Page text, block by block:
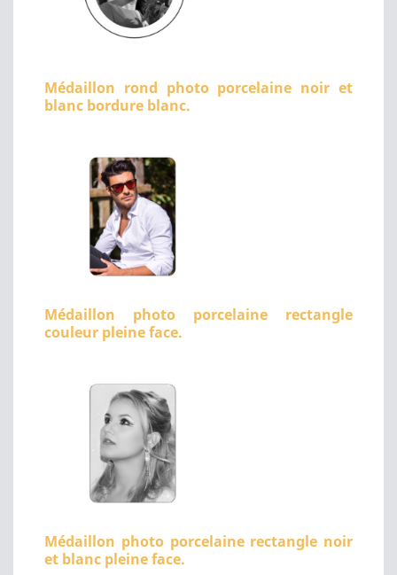
Médaillon rond photo porcelaine noir et
blanc bordure blanc.
Médaillon photo porcelaine rectangle
couleur pleine face.
Médaillon photo porcelaine rectangle noir
et blanc pleine face.